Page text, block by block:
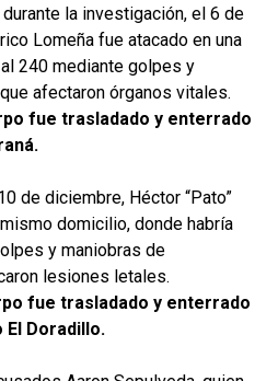
la investigación, el 6 de
Lomeña fue atacado en una
240 mediante golpes y
afectaron órganos vitales.
fue trasladado y enterrado
de diciembre, Héctor “Pato”
domicilio, donde habría
y maniobras de
lesiones letales.
fue trasladado y enterrado
El Doradillo.